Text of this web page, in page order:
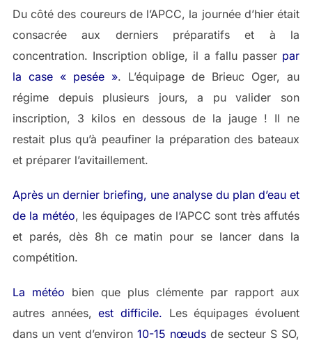
Du côté des coureurs de l’APCC, la journée d’hier était
consacrée aux derniers préparatifs et à la
concentration. Inscription oblige, il a fallu passer par
la case « pesée ». L’équipage de Brieuc Oger, au
régime depuis plusieurs jours, a pu valider son
inscription, 3 kilos en dessous de la jauge ! Il ne
restait plus qu’à peaufiner la préparation des bateaux
et préparer l’avitaillement.
Après un dernier briefing, une analyse du plan d’eau et
de la météo, les équipages de l’APCC sont très affutés
et parés, dès 8h ce matin pour se lancer dans la
compétition.
La météo bien que plus clémente par rapport aux
autres années,est difficile. Les équipages évoluent
dans un vent d’environ 10-15 nœuds de secteur S SO,